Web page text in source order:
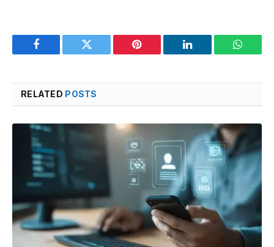
Facebook Twitter Pinterest LinkedIn
RELATED POSTS